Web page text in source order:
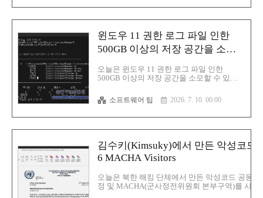
악성..
윈도우 11 권한 로그 파일 인한
500GB 이상의 저장 공간을 소모
오늘은 윈도우 11 권한 로그 파일 인한
500GB 이상의 저장 공간을 소모할 수 있는
이크로소프트는 Capability Access Manager
의 사전 기록(write-ahead) 로그 파일이 압축
이브 공간을 차지할 수 있는 Windows 11 버
그를 확인이번 수정 사항은 빌드 26200.8737
및 26100.8737이 포함된 업데이트
KB5095093에 포함되어 있음사용자는
업데이트를 설치하거나 2026년 7월 패치 화
요일(Patch Tuesday) 한국시각으로는 수요일
에 배포에 포함될 때까지 기다릴 수 있습니
소프트웨어 팁 2026. 7. 10. 00:00
김수키(Kimsuky)에서 만든 악성코드
6 MACHA Visitors
오늘은 북한 해킹 단체에서 만든 악성코드 공동
정 및 MACHA(군사정전위원회 본부구역)를 사